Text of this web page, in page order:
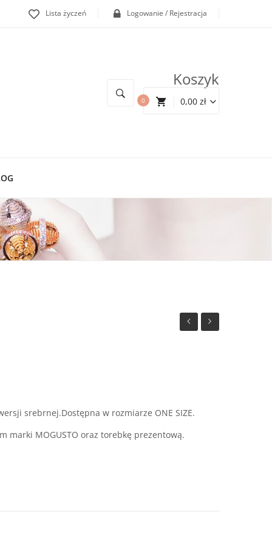
Lista życzeń Logowanie / Rejestracja
Koszyk
0 0,00 zł
Kulką
srebrnej.Dostępna w rozmiarze ONE SIZE.
marki MOGUSTO oraz torebkę prezentową.